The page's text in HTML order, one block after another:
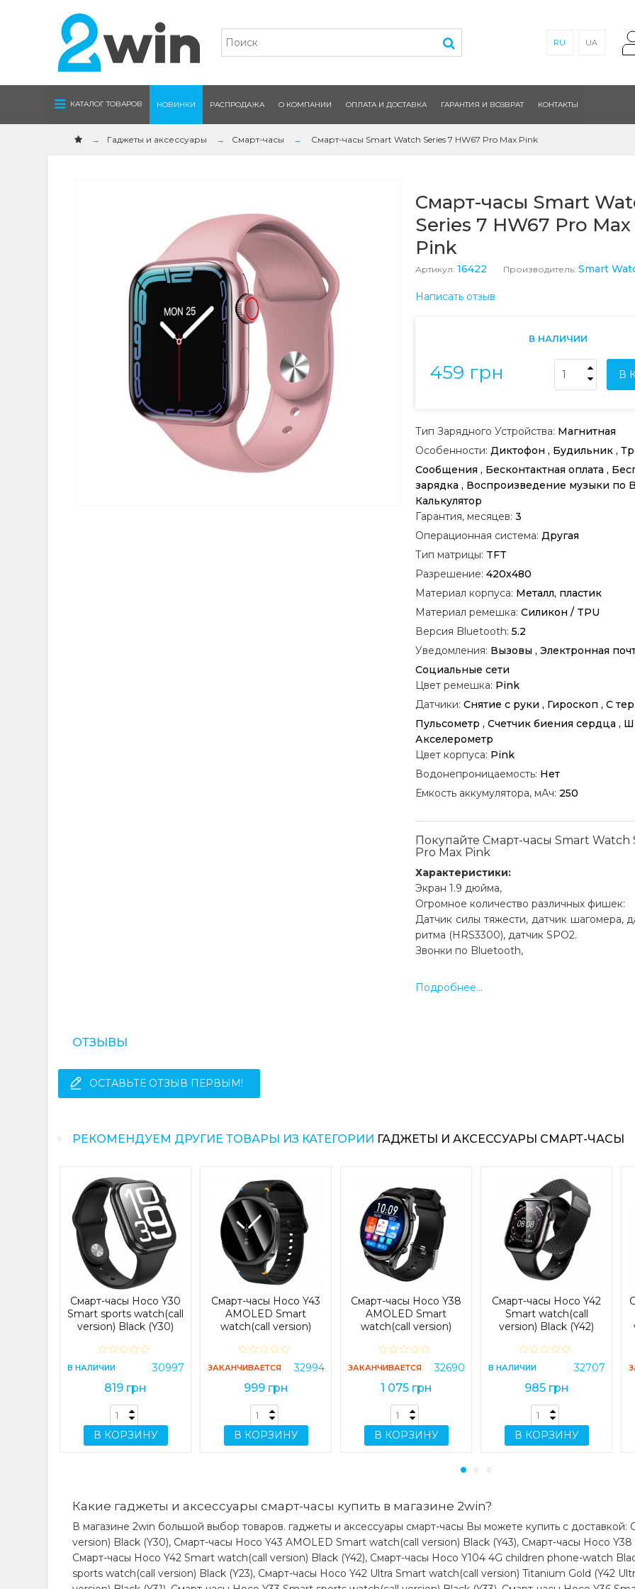
RU UA
КАТАЛОГ ТОВАРОВ НОВИНКИ РАСПРОДАЖА О КОМПАНИИ ОПЛАТА И ДОСТАВКА ГАРАНТИЯ И ВОЗВРАТ КОНТАКТЫ
Гаджеты и аксессуары Смарт-часы Смарт-часы Smart Watch Series 7 HW67 Pro Max Pink
Смарт-часы Smart
Series 7 HW67 Pro Max
Pink
Артикул: 16422 Производитель: Smart
Написать отзыв
В НАЛИЧИИ
459 грн В
Тип Зарядного Устройства: Магнитная
Особенности: Диктофон , Будильник ,
Сообщения , Бесконтактная оплата ,
зарядка , Воспроизведение музыки по
Калькулятор
Гарантия, месяцев: 3
Операционная система: Другая
Тип матрицы: TFT
Разрешение: 420x480
Материал корпуса: Металл, пластик
Материал ремешка: Силикон / TPU
Версия Bluetooth: 5.2
Уведомления: Вызовы , Электронная
Социальные сети
Цвет ремешка: Pink
Датчики: Снятие с руки , Гироскоп , С
Пульсометр , Счетчик биения сердца ,
Акселерометр
Цвет корпуса: Pink
Водонепроницаемость: Нет
Емкость аккумулятора, мАч: 250
Покупайте Смарт-часы Smart Watch
Pro Max Pink
Характеристики:
Экран 1.9 дюйма,
Огромное количество различных фишек:
Датчик силы тяжести, датчик шагомера,
ритма (HRS3300), датчик SPO2.
Звонки по Bluetooth,
Подсчет шагов,
Измерение расстояния,
(WeChat, QQ, SMS, Facebook,
Срок службы батареи 200 мАч: 2-5 дней
использовании и до 7 дней в режиме
Комплектация:
Умные Часы
Силиконовый ремешок
Зарядное беспроводное устройство
Инструкция на английском и китайском
Коробка
Какая цена на смарт-часы smart
pro max pink?
Цена на смарт-часы smart watch series 7
составляет 459 грн.
Подробнее...
ОТЗЫВЫ
ОСТАВЬТЕ ОТЗЫВ ПЕРВЫМ!
РЕКОМЕНДУЕМ ДРУГИЕ ТОВАРЫ ИЗ КАТЕГОРИИ ГАДЖЕТЫ И АКСЕССУАРЫ СМАРТ-ЧАСЫ
Смарт-часы Hoco Y30
Smart sports watch(call
version) Black (Y30)
В НАЛИЧИИ 30997
819 грн
В КОРЗИНУ
Смарт-часы Hoco Y43
AMOLED Smart
watch(call version)
ЗАКАНЧИВАЕТСЯ 32994
999 грн
В КОРЗИНУ
Смарт-часы Hoco Y38
AMOLED Smart
watch(call version)
ЗАКАНЧИВАЕТСЯ 32690
1 075 грн
В КОРЗИНУ
Смарт-часы Hoco Y42
Smart watch(call
version) Black (Y42)
В НАЛИЧИИ 32707
985 грн
В КОРЗИНУ
Какие гаджеты и аксессуары смарт-часы купить в магазине 2win?
В магазине 2win большой выбор товаров. гаджеты и аксессуары смарт-часы Вы можете купить с
version) Black (Y30), Смарт-часы Hoco Y43 AMOLED Smart watch(call version) Black (Y43), Смарт-часы Hoco
Смарт-часы Hoco Y42 Smart watch(call version) Black (Y42), Смарт-часы Hoco Y104 4G children phone-watch
sports watch(call version) Black (Y23), Смарт-часы Hoco Y42 Ultra Smart watch(call version) Titanium Gold (Y42